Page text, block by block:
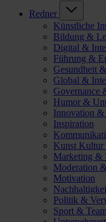
Redner
Künstliche
Bildung &
Digital &
Führung &
Gesundheit
Global &
Governance
Humor &
Innovation &
Inspiration
Kunst Kultur
Marketing &
Moderation
Motivation
Politik &
Sport &